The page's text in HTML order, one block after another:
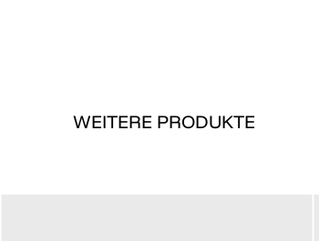
WEITERE PRODUKTE